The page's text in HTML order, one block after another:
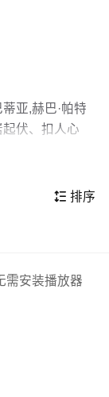
亚,赫巴·帕特
起伏、扣人心
。
Mallanna
影片中具有一
错的亮点，
电影的观众观
 排序
需安装播放器